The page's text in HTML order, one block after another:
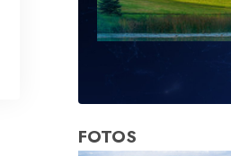
FOTOS